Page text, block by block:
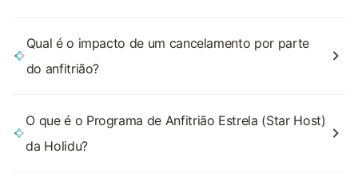
Qual é o impacto de um cancelamento por parte
do anfitrião?
O que é o Programa de Anfitrião Estrela (Star Host)
da Holidu?